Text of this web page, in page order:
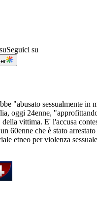
suSeguici su
"abusato sessualmente in
oggi 24enne,
vittima. E' l'accusa
60enne che è stato
etneo per violenza